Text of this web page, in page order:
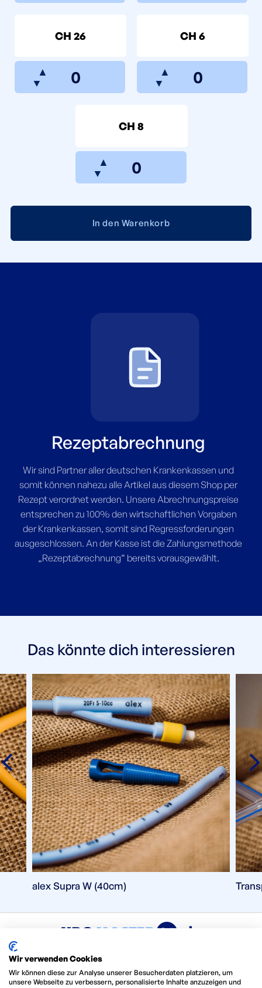
CH 26
▲
▼
CH 6
▲
▼
CH 8
▲
▼
In den Warenkorb
Rezeptabrechnung
Wir sind Partner aller deutschen Krankenkassen und
somit können nahezu alle Artikel aus diesem Shop per
Rezept verordnet werden. Unsere Abrechnungspreise
entsprechen zu 100% den wirtschaftlichen Vorgaben
der Krankenkassen, somit sind Regressforderungen
ausgeschlossen. An der Kasse ist die Zahlungsmethode
„Rezeptabrechnung“ bereits vorausgewählt.
Das könnte dich interessieren
alex Supra W (40cm)
Privacy Policy
Wir verwenden Cookies
Wir können diese zur Analyse unserer Besucherdaten platzieren, um
unsere Webseite zu verbessern, personalisierte Inhalte anzuzeigen und